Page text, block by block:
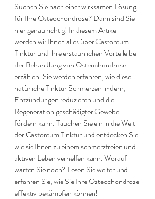
Suchen Sie nach einer wirksamen Lösung
für Ihre Osteochondrose? Dann sind Sie
hier genau richtig! In diesem Artikel
werden wir Ihnen alles über Castoreum
Tinktur und ihre erstaunlichen Vorteile bei
der Behandlung von Osteochondrose
erzählen. Sie werden erfahren, wie diese
natürliche Tinktur Schmerzen lindern,
Entzündungen reduzieren und die
Regeneration geschädigter Gewebe
fördern kann. Tauchen Sie ein in die Welt
der Castoreum Tinktur und entdecken Sie,
wie sie Ihnen zu einem schmerzfreien und
aktiven Leben verhelfen kann. Worauf
warten Sie noch? Lesen Sie weiter und
erfahren Sie, wie Sie Ihre Osteochondrose
effektiv bekämpfen können!